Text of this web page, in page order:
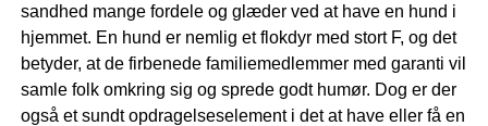
sandhed mange fordele og glæder ved at have en hund i
hjemmet. En hund er nemlig et flokdyr med stort F, og det
betyder, at de firbenede familiemedlemmer med garanti vil
samle folk omkring sig og sprede godt humør. Dog er der
også et sundt opdragelseselement i det at have eller få en